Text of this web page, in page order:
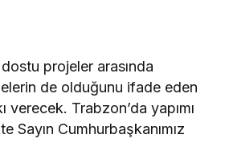
projeler arasında
de olduğunu ifade eden
Trabzon’da yapımı
Sayın Cumhurbaşkanımız